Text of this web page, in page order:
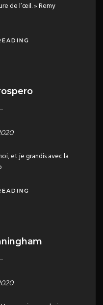
de l’œil. » Remy
et je grandis avec la